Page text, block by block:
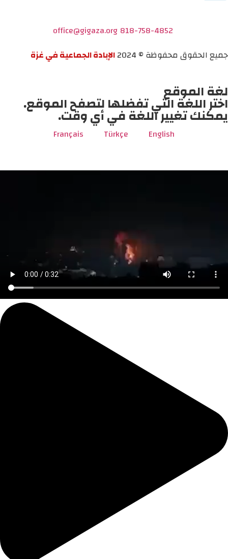
818-758-4852
office@gigaza.org
جميع الحقوق محفوظة © 2024
الإبادة الجماعية في غزة
لغة الموقع
اختر اللغة التي تفضلها لتصفح الموقع.
يمكنك تغيير اللغة في أي وقت.
English
Türkçe
Français